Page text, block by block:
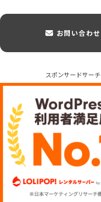
お問い合わせ
スポンサードサーチ